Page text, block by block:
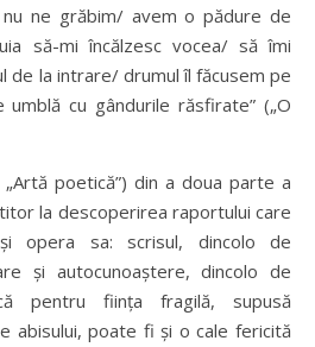
ne grăbim/ avem o pădure de
să-mi încălzesc vocea/ să îmi
de la intrare/ drumul îl făcusem pe
cu gândurile răsfirate” („O
poetică”) din a doua parte a
la descoperirea raportului care
opera sa: scrisul, dincolo de
și autocunoaștere, dincolo de
pentru ființa fragilă, supusă
abisului, poate fi și o cale fericită